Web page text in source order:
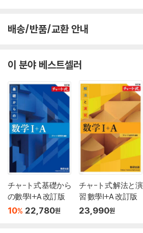
배송/반품/교환 안내
이 분야 베스트셀러
チャ-ト式 基礎から
の數學Ⅰ+A 改訂版
10% 22,780원
チャ-ト式 解法と演
習 數學Ⅰ+A 改訂版
23,990원